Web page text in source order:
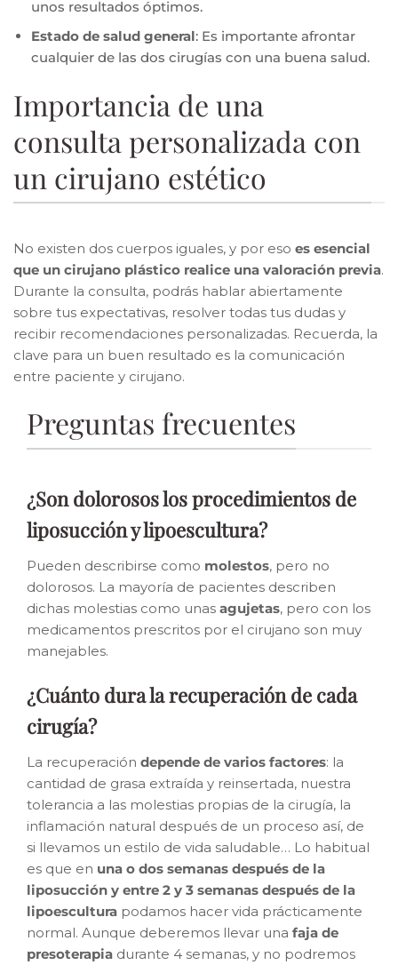
unos resultados óptimos.
Estado de salud general: Es importante afrontar
cualquier de las dos cirugías con una buena salud.
Importancia de una
consulta personalizada con
un cirujano estético
No existen dos cuerpos iguales, y por eso es esencial
que un cirujano plástico realice una valoración previa.
Durante la consulta, podrás hablar abiertamente
sobre tus expectativas, resolver todas tus dudas y
recibir recomendaciones personalizadas. Recuerda, la
clave para un buen resultado es la comunicación
entre paciente y cirujano.
Preguntas frecuentes
¿Son dolorosos los procedimientos de
liposucción y lipoescultura?
Pueden describirse como molestos, pero no
dolorosos. La mayoría de pacientes describen
dichas molestias como unas agujetas, pero con los
medicamentos prescritos por el cirujano son muy
manejables.
¿Cuánto dura la recuperación de cada
cirugía?
La recuperación depende de varios factores: la
cantidad de grasa extraída y reinsertada, nuestra
tolerancia a las molestias propias de la cirugía, la
inflamación natural después de un proceso así, de
si llevamos un estilo de vida saludable… Lo habitual
es que en una o dos semanas después de la
liposucción y entre 2 y 3 semanas después de la
lipoescultura podamos hacer vida prácticamente
normal. Aunque deberemos llevar una faja de
presoterapia durante 4 semanas, y no podremos